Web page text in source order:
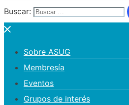
Buscar:
Sobre ASUG
Membresía
Eventos
Grupos de interés